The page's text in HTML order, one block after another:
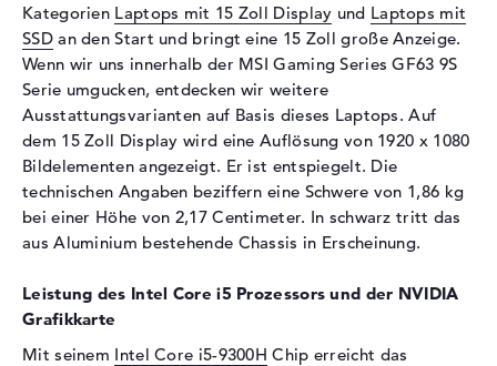
Display
Display-Typ
15,6" TFT
Max. Auflösung
1920 x 1080
Auflösungstyp
Full-HD
Besonderheiten
Display, entspiegelt, LED-
Hintergrundbeleuchtung
Audio
Soundkarte
Nahimic Audio Verstärker
Mikrofon
vorhanden
Webcam
Sensorauflösung
0,9 MP
Kategorien Laptops mit 15 Zoll Display und Laptops mit
SSDan den Start und bringt eine 15 Zoll große Anzeige.
Wenn wir uns innerhalb der MSI Gaming Series GF63 9S
Serie umgucken, entdecken wir weitere
Ausstattungsvarianten auf Basis dieses Laptops. Auf
dem 15 Zoll Display wird eine Auflösung von 1920 x 1080
Bildelementen angezeigt. Er ist entspiegelt. Die
technischen Angaben beziffern eine Schwere von 1,86 kg
bei einer Höhe von 2,17 Centimeter. In schwarz tritt das
aus Aluminium bestehende Chassis in Erscheinung.
Leistung des Intel Core i5 Prozessors und der NVIDIA
Grafikkarte
Mit seinem Intel Core i5-9300H Chip erreicht das